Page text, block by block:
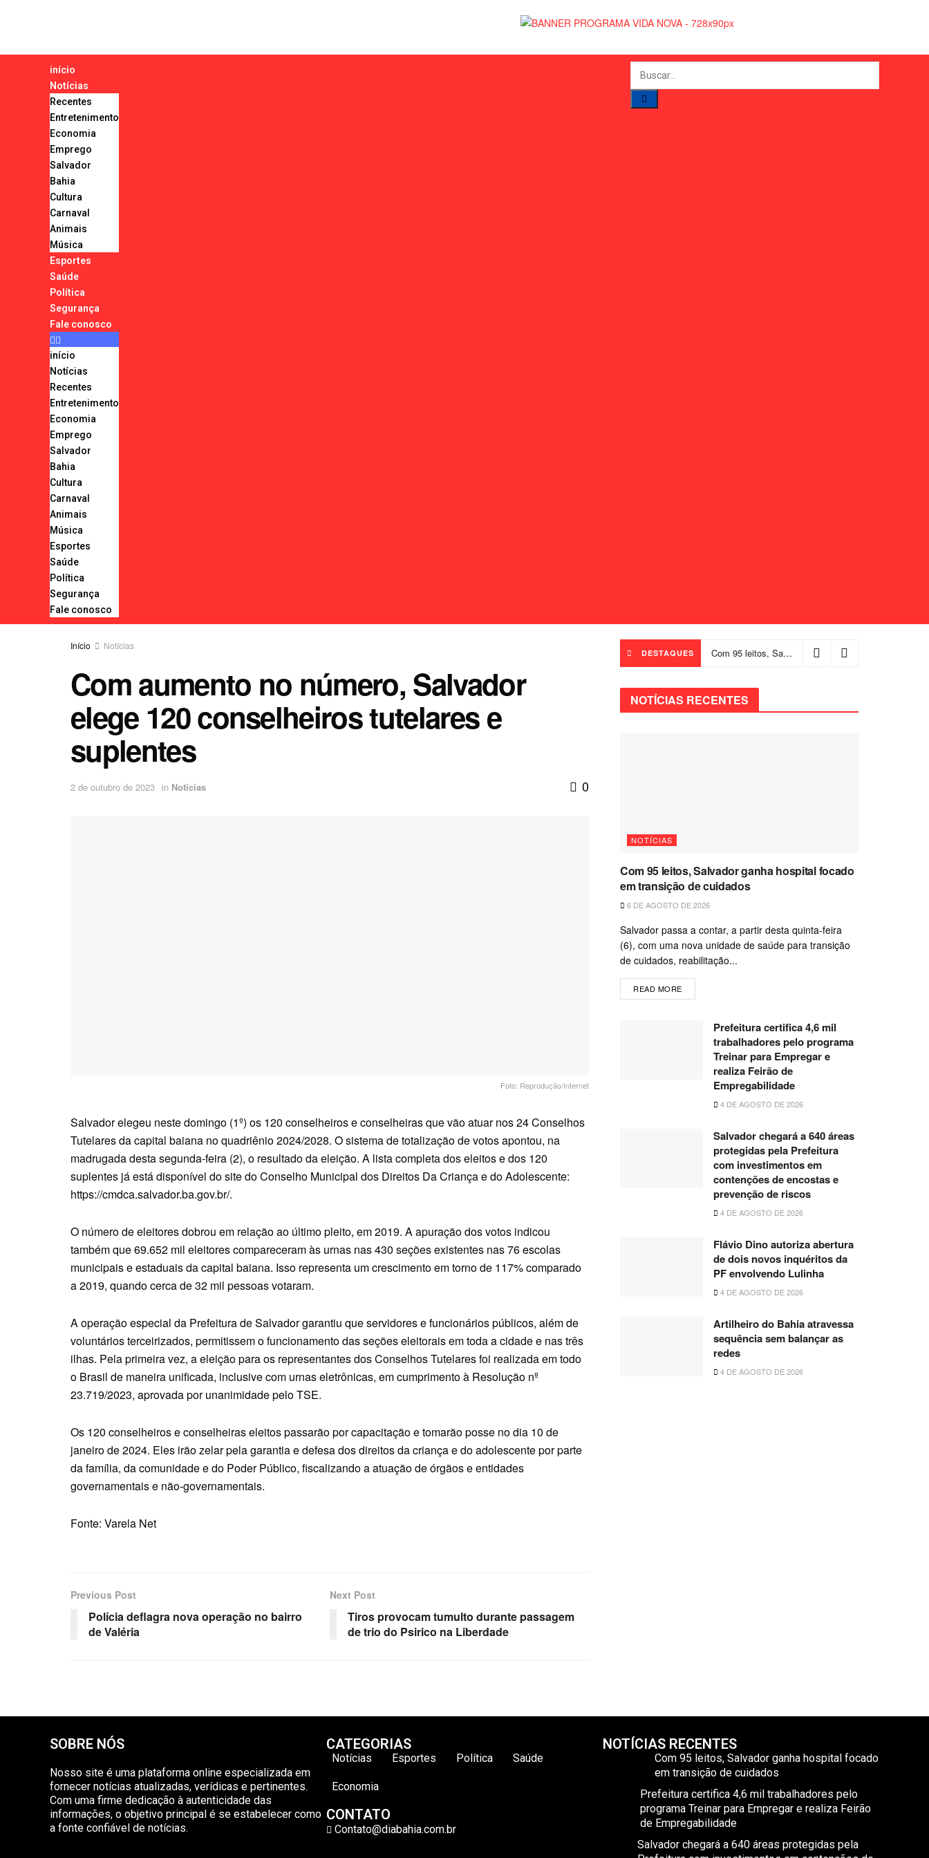
início
Notícias
Recentes
Entretenimento
Economia
Emprego
Salvador
Bahia
Cultura
Carnaval
Animais
Música
Esportes
Saúde
Política
Segurança
Fale conosco
início
Notícias
Recentes
Entretenimento
Economia
Emprego
Salvador
Bahia
Cultura
Carnaval
Animais
Música
Esportes
Saúde
Política
Segurança
Fale conosco
Início Notícias
Com aumento no número, Salvador
elege 120 conselheiros tutelares e
suplentes
2 de outubro de 2023 in Notícias 0
Foto: Reprodução/Internet
Salvador elegeu neste domingo (1º) os 120 conselheiros e conselheiras que vão atuar nos 24 Conselhos
Tutelares da capital baiana no quadriênio 2024/2028. O sistema de totalização de votos apontou, na
madrugada desta segunda-feira (2), o resultado da eleição. A lista completa dos eleitos e dos 120
suplentes já está disponível do site do Conselho Municipal dos Direitos Da Criança e do Adolescente:
https://cmdca.salvador.ba.gov.br/.
O número de eleitores dobrou em relação ao último pleito, em 2019. A apuração dos votos indicou
também que 69.652 mil eleitores compareceram às urnas nas 430 seções existentes nas 76 escolas
municipais e estaduais da capital baiana. Isso representa um crescimento em torno de 117% comparado
a 2019, quando cerca de 32 mil pessoas votaram.
A operação especial da Prefeitura de Salvador garantiu que servidores e funcionários públicos, além de
voluntários terceirizados, permitissem o funcionamento das seções eleitorais em toda a cidade e nas três
ilhas. Pela primeira vez, a eleição para os representantes dos Conselhos Tutelares foi realizada em todo
o Brasil de maneira unificada, inclusive com urnas eletrônicas, em cumprimento à Resolução nº
23.719/2023, aprovada por unanimidade pelo TSE.
Os 120 conselheiros e conselheiras eleitos passarão por capacitação e tomarão posse no dia 10 de
janeiro de 2024. Eles irão zelar pela garantia e defesa dos direitos da criança e do adolescente por parte
da família, da comunidade e do Poder Público, fiscalizando a atuação de órgãos e entidades
governamentais e não-governamentais.
Fonte: Varela Net
Previous Post
Polícia deflagra nova operação no bairro
de Valéria
Next Post
Tiros provocam tumulto durante passagem
de trio do Psirico na Liberdade
DESTAQUES Com 95 leitos, Salvador ganha hospital focado em transição de cuidados
NOTÍCIAS RECENTES
NOTÍCIAS
Com 95 leitos, Salvador ganha hospital focado
em transição de cuidados
6 DE AGOSTO DE 2026
Salvador passa a contar, a partir desta quinta-feira
(6), com uma nova unidade de saúde para transição
de cuidados, reabilitação...
READ MORE
Prefeitura certifica 4,6 mil
trabalhadores pelo programa
Treinar para Empregar e
realiza Feirão de
Empregabilidade
4 DE AGOSTO DE 2026
Salvador chegará a 640 áreas
protegidas pela Prefeitura
com investimentos em
contenções de encostas e
prevenção de riscos
4 DE AGOSTO DE 2026
Flávio Dino autoriza abertura
de dois novos inquéritos da
PF envolvendo Lulinha
4 DE AGOSTO DE 2026
Artilheiro do Bahia atravessa
sequência sem balançar as
redes
4 DE AGOSTO DE 2026
SOBRE NÓS
Nosso site é uma plataforma online especializada em
fornecer notícias atualizadas, verídicas e pertinentes.
Com uma firme dedicação à autenticidade das
informações, o objetivo principal é se estabelecer como
a fonte confiável de notícias.
CATEGORIAS
Notícias Esportes Política Saúde
Economia
CONTATO
Contato@diabahia.com.br
NOTÍCIAS RECENTES
Com 95 leitos, Salvador ganha hospital focado
em transição de cuidados
Prefeitura certifica 4,6 mil trabalhadores pelo
programa Treinar para Empregar e realiza Feirão
de Empregabilidade
Salvador chegará a 640 áreas protegidas pela